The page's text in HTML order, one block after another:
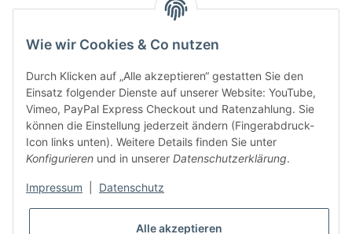
Wie wir Cookies & Co nutzen
Durch Klicken auf „Alle akzeptieren“ gestatten Sie den
Einsatz folgender Dienste auf unserer Website: YouTube,
Vimeo, PayPal Express Checkout und Ratenzahlung. Sie
können die Einstellung jederzeit ändern (Fingerabdruck-
Icon links unten). Weitere Details finden Sie unter
Konfigurieren und in unserer Datenschutzerklärung.
Impressum Datenschutz
Alle akzeptieren
Gesetzliche Informationen